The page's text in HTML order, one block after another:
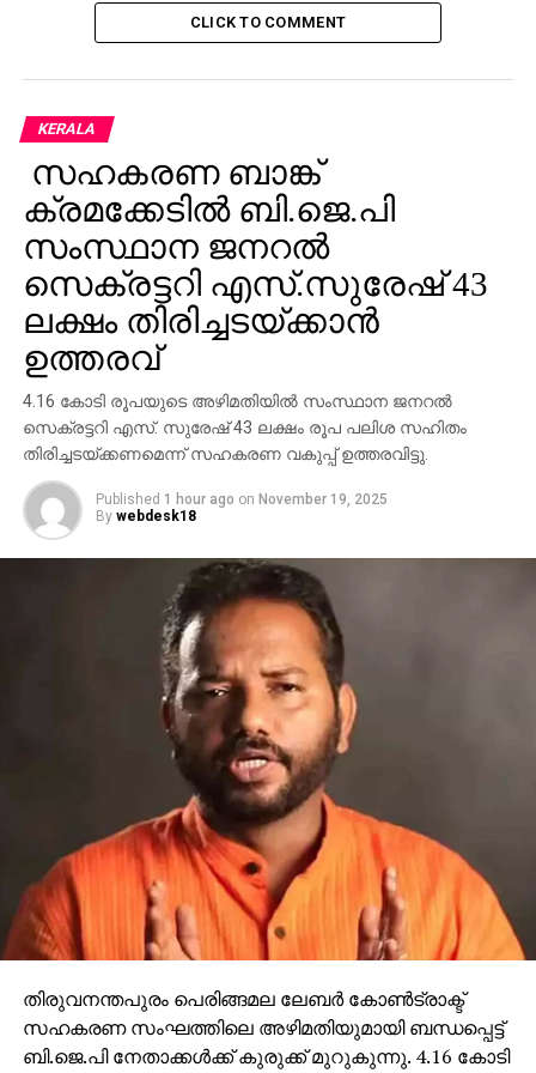
CLICK TO COMMENT
KERALA
സഹകരണ ബാങ്ക്
ക്രമക്കേടില്‍ ബി.ജെ.പി
സംസ്ഥാന ജനറല്‍
സെക്രട്ടറി എസ്.സുരേഷ് 43
ലക്ഷം തിരിച്ചടയ്ക്കാന്‍
ഉത്തരവ്
4.16 കോടി രൂപയുടെ അഴിമതിയില്‍ സംസ്ഥാന ജനറല്‍
സെക്രട്ടറി എസ്. സുരേഷ് 43 ലക്ഷം രൂപ പലിശ സഹിതം
തിരിച്ചടയ്ക്കണമെന്ന് സഹകരണ വകുപ്പ് ഉത്തരവിട്ടു.
Published 1 hour ago on November 19, 2025
By webdesk18
തിരുവനന്തപുരം പെരിങ്ങമല ലേബര്‍ കോണ്‍ട്രാക്ട്
സഹകരണ സംഘത്തിലെ അഴിമതിയുമായി ബന്ധപ്പെട്ട്
ബി.ജെ.പി നേതാക്കള്‍ക്ക് കുരുക്ക് മുറുകുന്നു. 4.16 കോടി